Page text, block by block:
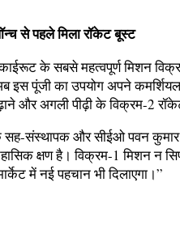
से पहले मिला रॉकेट बूस्ट
के सबसे महत्वपूर्ण मिशन
इस पूंजी का उपयोग अपने
और अगली पीढ़ी के विक्रम-2
संस्थापक और सीईओ पवन कुमार
क्षण है। विक्रम-1 मिशन न
में नई पहचान भी दिलाएगा।”